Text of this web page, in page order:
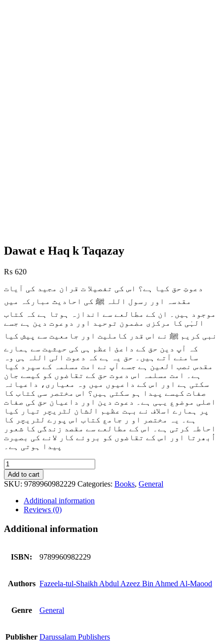
Dawat e Haq k Taqazay
₨ 620
دعوتِ حق کیا ہے؟ اس کی تفصیلا ت قران مجید کی آیات
مقدسہ اور رسول اللہ ﷺ کی احادیث مبارکہ میں
موجود ہیں۔ ان کے مطالعے سے اندازہ ہوتا ہے کہ کتاب
الہٰی کا مرکزی مضمون توحید اور دوعوت دین ہے جسے
نبی کریم ﷺ نے اس قدر کاملیت اور جامعیت سے پیش کیا
کہ آپ دین حق کے داعئ اعظم ہی کی حیثیت سے ہمارے
سامنے آتے ہیں۔ حق یہ ہے کہ دعوت الی اللہ ہی وہ
مقدس نصب العین
ہے جسے آپ نے امت مسلمہ کے سپرد کیا
ہے۔ امت مسلمہ اس دعوت حق کے تقاضوں کو کیسے جان
سکتی ہے اور اس کے داعیوں میں وہ معیاری، داعیانہ
صفات کیسے پیدا ہو سکتی ہیں؟ اس مختصر سی کتاب کا
اصلی موضوع یہی ہے۔ دعوت دین اور داعیان حق کی صفات
پر ہمارے اسلاف نے بہت عظیم الشان لٹریچر تیار کیا
ہے۔ یہ مختصر او ر جامع کتاب اس پورے لٹریچر کا
احاطہ کرتی ہے۔ اس کے مطالعے سے مقصد زندگی کا شعور
اُبھرتا اور اس کے تقاضوں کو بروئے کار لانے کی بصیرت
پیدا ہوتی ہے۔
Dawat
e
Haq
k
Taqazay
quantity
Add to cart
SKU: 9789960982229 Categories: Books, General
Additional information
Reviews (0)
Additional information
ISBN: 9789960982229
Authors Fazeela-tul-Shaikh Abdul Azeez Bin Ahmed Al-Maood
Genre General
Publisher Darussalam Publishers